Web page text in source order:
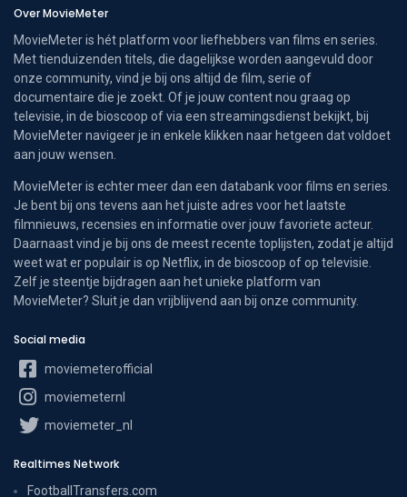
Over MovieMeter
MovieMeter is hét platform voor liefhebbers van films en series.
Met tienduizenden titels, die dagelijkse worden aangevuld door
onze community, vind je bij ons altijd de film, serie of
documentaire die je zoekt. Of je jouw content nou graag op
televisie, in de bioscoop of via een streamingsdienst bekijkt, bij
MovieMeter navigeer je in enkele klikken naar hetgeen dat voldoet
aan jouw wensen.
MovieMeter is echter meer dan een databank voor films en series.
Je bent bij ons tevens aan het juiste adres voor het laatste
filmnieuws, recensies en informatie over jouw favoriete acteur.
Daarnaast vind je bij ons de meest recente toplijsten, zodat je altijd
weet wat er populair is op Netflix, in de bioscoop of op televisie.
Zelf je steentje bijdragen aan het unieke platform van
MovieMeter? Sluit je dan vrijblijvend aan bij onze community.
Social media
moviemeterofficial
moviemeternl
moviemeter_nl
Realtimes Network
FootballTransfers.com